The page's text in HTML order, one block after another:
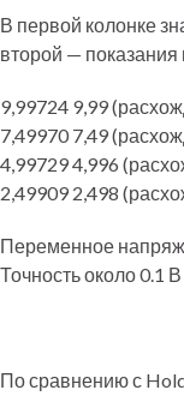
В первой колонке
второй — показания
9,99724 9,99
7,49970 7,49
4,99729 4,996
2,49909 2,498
Переменное
Точность около 0.1 В
По сравнению с